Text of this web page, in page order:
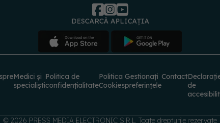
Medici și Politica de
Politica Gestionați Contact
© 2026 PRESS MEDIA ELECTRONIC S.R.L. Toate drepturile rezervate